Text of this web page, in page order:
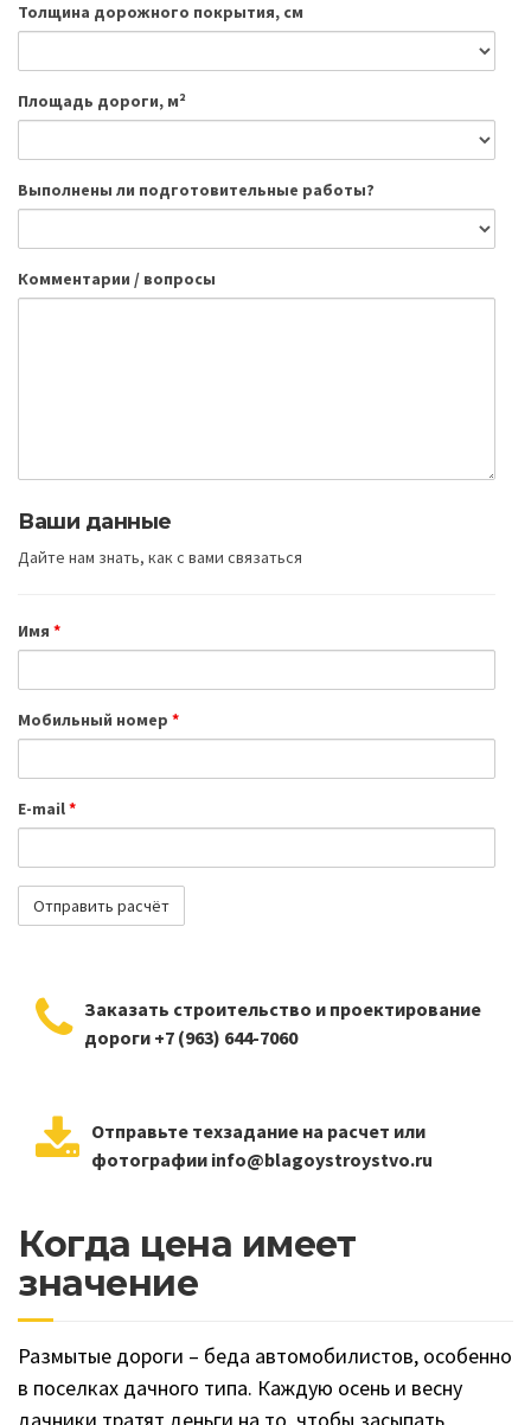
Толщина дорожного покрытия, см
Площадь дороги, м²
Выполнены ли подготовительные работы?
Комментарии / вопросы
Ваши данные
Дайте нам знать, как с вами связаться
Имя *
Мобильный номер *
E-mail*
Заказать строительство и проектирование
дороги +7 (963) 644-7060
Отправьте техзадание на расчет или
фотографии info@blagoystroystvo.ru
Когда цена имеет
значение
Размытые дороги – беда автомобилистов, особенно
в поселках дачного типа. Каждую осень и весну